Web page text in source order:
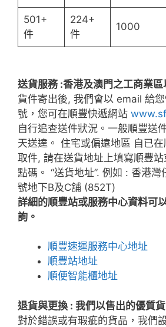
501+
件
224+
件
1000
送貨服務 :香港及澳門之工商業區
貨件寄出後, 我們會以 email 給
號，您可在順豐快遞網站
自行追查送件狀況。一般順豐送
天送達。 住宅或偏遠地區 自已
取件, 請在送貨地址上填寫順豐
點碼。 “送貨地址”. 例如 : 香港
號地下B及C舖 (852T)
詳細的順豐站或服務中心資料可
詢。
順豐速運服務中心地址
順豐站地址
順便智能櫃地址
退貨與更換 : 我們以售出的優質
對於錯誤或有瑕疵的貨品，我們